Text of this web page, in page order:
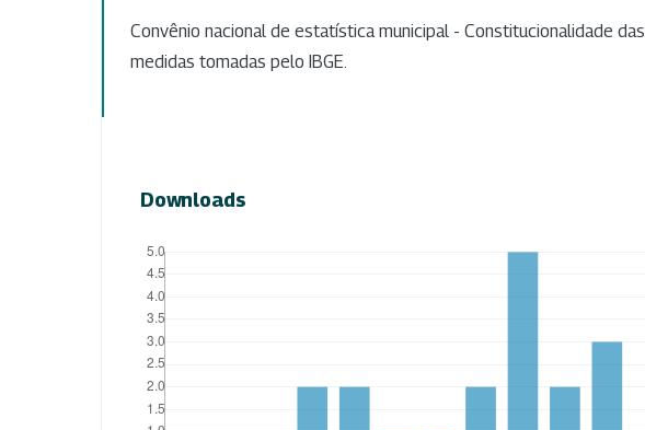
Convênio nacional de estatística municipal - Constitucionalidade das
medidas tomadas pelo IBGE.
Downloads